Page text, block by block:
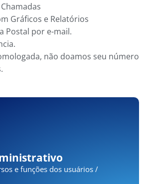
Gráficos e Relatórios
Postal por e-mail.
não doamos seu número
e funções dos usuários /